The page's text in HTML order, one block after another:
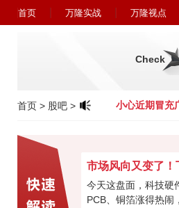
首页 万隆实战 万隆视点
Check
首页 > 股吧 >
的欺诈行为！ 小心近期冒充广
今天这盘面，科技硬
PCB、铜箔涨得热闹